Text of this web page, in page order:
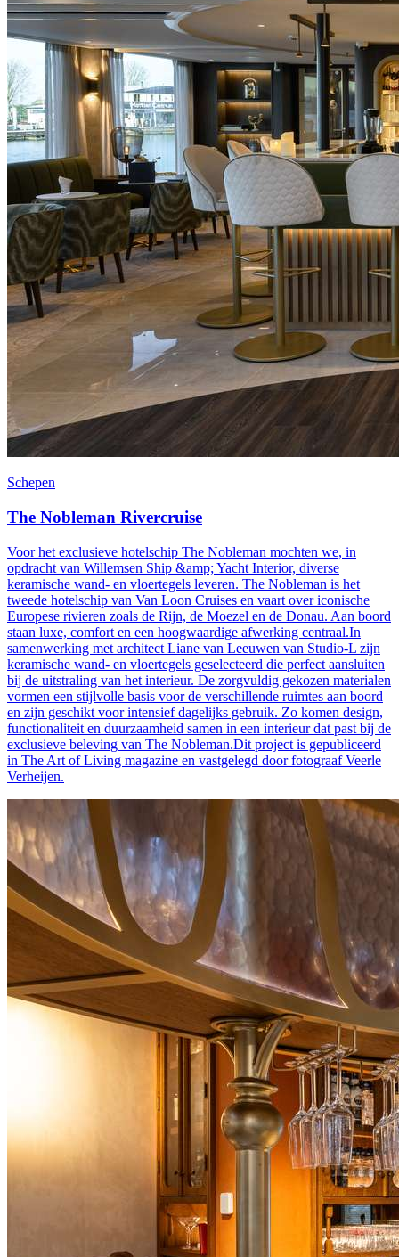
Schepen
The Nobleman Rivercruise
Voor het exclusieve hotelschip The Nobleman mochten we, in
opdracht van Willemsen Ship &amp; Yacht Interior, diverse
keramische wand- en vloertegels leveren. The Nobleman is het
tweede hotelschip van Van Loon Cruises en vaart over iconische
Europese rivieren zoals de Rijn, de Moezel en de Donau. Aan boord
staan luxe, comfort en een hoogwaardige afwerking centraal.In
samenwerking met architect Liane van Leeuwen van Studio-L zijn
keramische wand- en vloertegels geselecteerd die perfect aansluiten
bij de uitstraling van het interieur. De zorgvuldig gekozen materialen
vormen een stijlvolle basis voor de verschillende ruimtes aan boord
en zijn geschikt voor intensief dagelijks gebruik. Zo komen design,
functionaliteit en duurzaamheid samen in een interieur dat past bij de
exclusieve beleving van The Nobleman.Dit project is gepubliceerd
in The Art of Living magazine en vastgelegd door fotograaf Veerle
Verheijen.